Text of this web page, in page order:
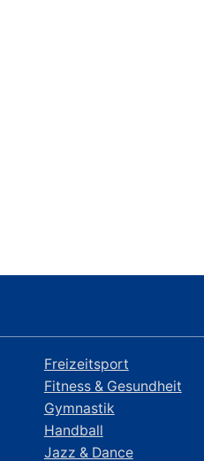
Freizeitsport
Fitness & Gesundheit
Gymnastik
Handball
Jazz & Dance